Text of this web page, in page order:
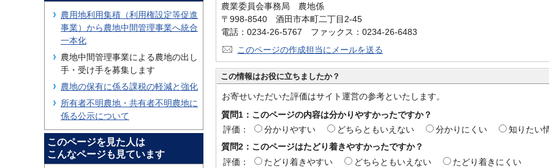
農業委員会事務局 農地係
〒998-8540 酒田市本町二丁目2-45
電話：0234-26-5767 ファックス：0234-26-6483
このページの作成担当にメールを送る
この情報はお役に立ちましたか？
お寄せいただいた評価はサイト運営の参考といたします。
質問1：このページの内容は分かりやすかったですか？
評価：
分かりやすい どちらともいえない 分かりにくい
知りたい
質問2：このページはたどり着きやすかったですか？
評価：
たどり着きやすい どちらともいえない たどり着きにくい
農用地利用集積（利用権設定等促進
事業）から農地中間管理事業へ統合
一本化
農地中間管理事業による農地の出し
手・受け手を募集します
農地の保有に係る課税の軽減と強化
所有者不明農地・共有者不明農地に
係る公示について
このページを見た人は
こんなページも見ています